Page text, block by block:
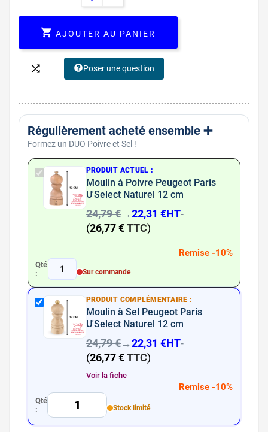
 AJOUTER AU PANIER
 Poser une question
Régulièrement acheté ensemble ➕​
Formez un DUO Poivre et Sel !
PRODUIT ACTUEL :
Moulin à Poivre Peugeot Paris
U'Select Naturel 12 cm
24,79 €→22,31 €HT-
(26,77 €TTC)
Remise -10%
Qté
:
1 Sur commande
PRODUIT COMPLÉMENTAIRE :
Moulin à Sel Peugeot Paris
U'Select Naturel 12 cm
24,79 €→22,31 €HT-
(26,77 €TTC)
Voir la fiche
Remise -10%
Qté
:
Stock limité